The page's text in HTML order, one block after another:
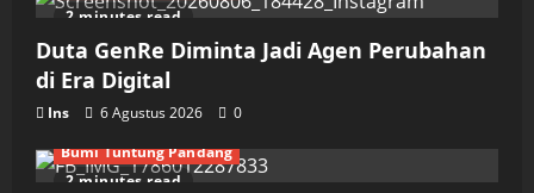
2 minutes read
Duta GenRe Diminta Jadi Agen Perubahan
di Era Digital
Ins 6 Agustus 2026 0
2 minutes read
Bumi Tuntung Pandang